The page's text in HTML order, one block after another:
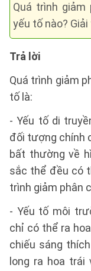
Quá trình
yếu tố nào?
Trả lời
Quá trình giảm
tố là:
- Yếu tố di
đối tượng chính
bất thường về
sắc thể đều có
trình giảm phân
- Yếu tố môi
chỉ có thể ra
chiếu sáng
long ra hoa